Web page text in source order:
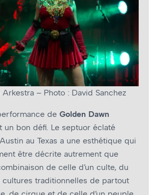
– Photo : David Sanchez
de Golden Dawn
un bon défi. Le septuor éclaté
au Texas a une esthétique qui
être décrite autrement que
de celle d’un culte, du
cultures traditionnelles de partout